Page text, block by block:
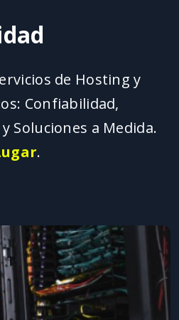
de Hosting y
Confiabilidad,
Soluciones a Medida.
.